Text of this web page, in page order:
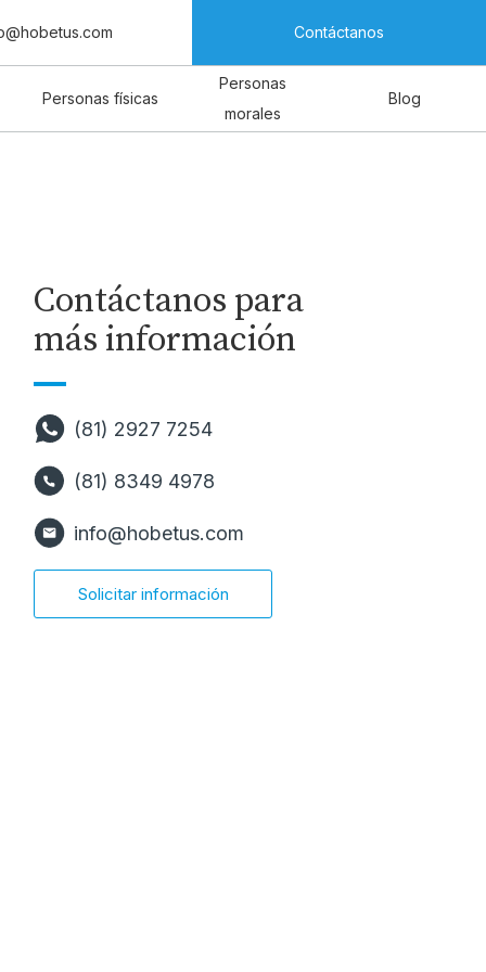
Contáctanos
Personas físicas
Personas
morales
Blog
Contáctanos para
más información
(81) 2927 7254
(81) 8349 4978
info@hobetus.com
Solicitar información